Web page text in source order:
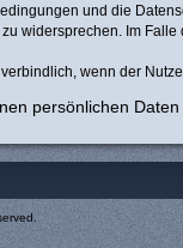
und die
widersprechen. Im
wenn der
persönlichen